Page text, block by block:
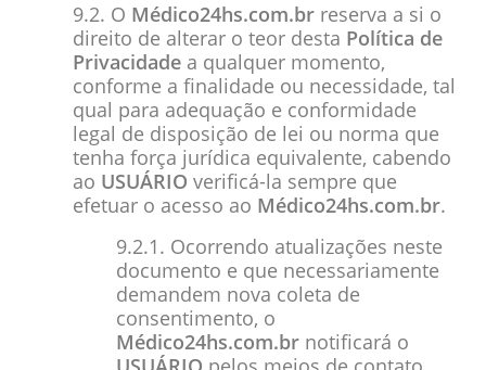
9.2. O Médico24hs.com.brreserva a si o
direito de alterar o teor desta Política de
Privacidadea qualquer momento,
conforme a finalidade ou necessidade, tal
qual para adequação e conformidade
legal de disposição de lei ou norma que
tenha força jurídica equivalente, cabendo
ao USUÁRIO verificá-la sempre que
efetuar o acesso ao Médico24hs.com.br.
9.2.1. Ocorrendo atualizações neste
documento e que necessariamente
demandem nova coleta de
consentimento, o
Médico24hs.com.brnotificará o